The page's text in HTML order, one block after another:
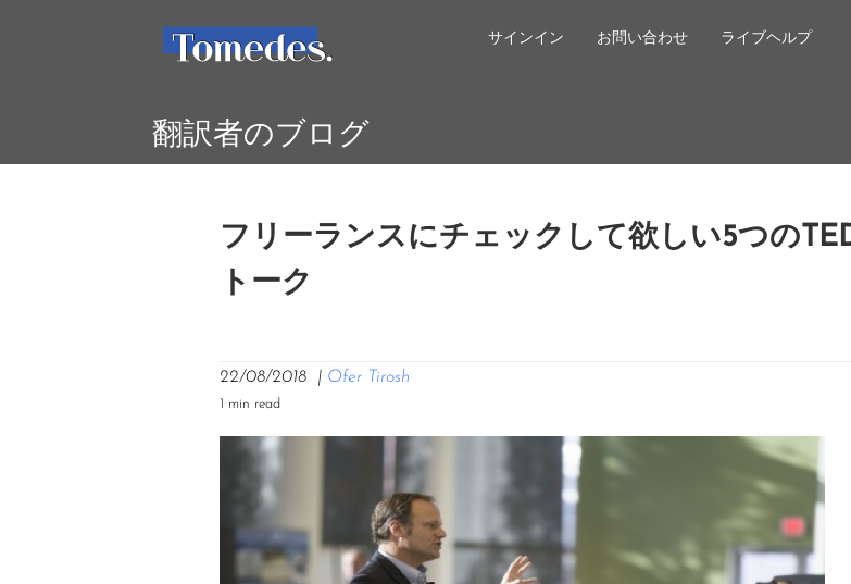
翻訳者のブログ
サインイン お問い合わせ ライブヘルプ
フリーランスにチェックして欲しい5つの
トーク
22/08/2018 | Ofer Tirosh
1 min read